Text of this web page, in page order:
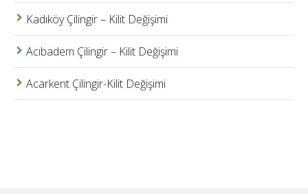
Kadıköy Çilingir – Kilit Değişimi
Acıbadem Çilingir – Kilit Değişimi
Acarkent Çilingir-Kilit Değişimi